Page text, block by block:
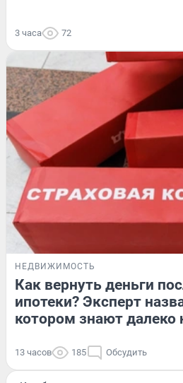
3 часа 72
НЕДВИЖИМОСТЬ
Как вернуть деньги
ипотеки? Эксперт
котором знают далеко
13 часов 185 Обсудить